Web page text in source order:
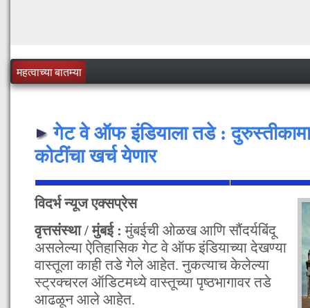
महत्वाच्या बातम्या
गेट वे ऑफ इंडियाला तडे :
कोटींचा खर्च येणार
विदर्भ न्यूज एक्सप्रेस
वृत्तसंस्था / मुंबई :मुंबईची ओळख आणि सौंदर्यबिंदू
असलेल्या ऐतिहासिक गेट वे ऑफ इंडियाच्या देखण्या
वास्तूला काही तडे गेले आहेत. नुकत्याच केलेल्या
स्ट्रक्चरल ऑडिटमध्ये वास्तूच्या पृष्ठभागावर तडे
आढळून आले आहेत.